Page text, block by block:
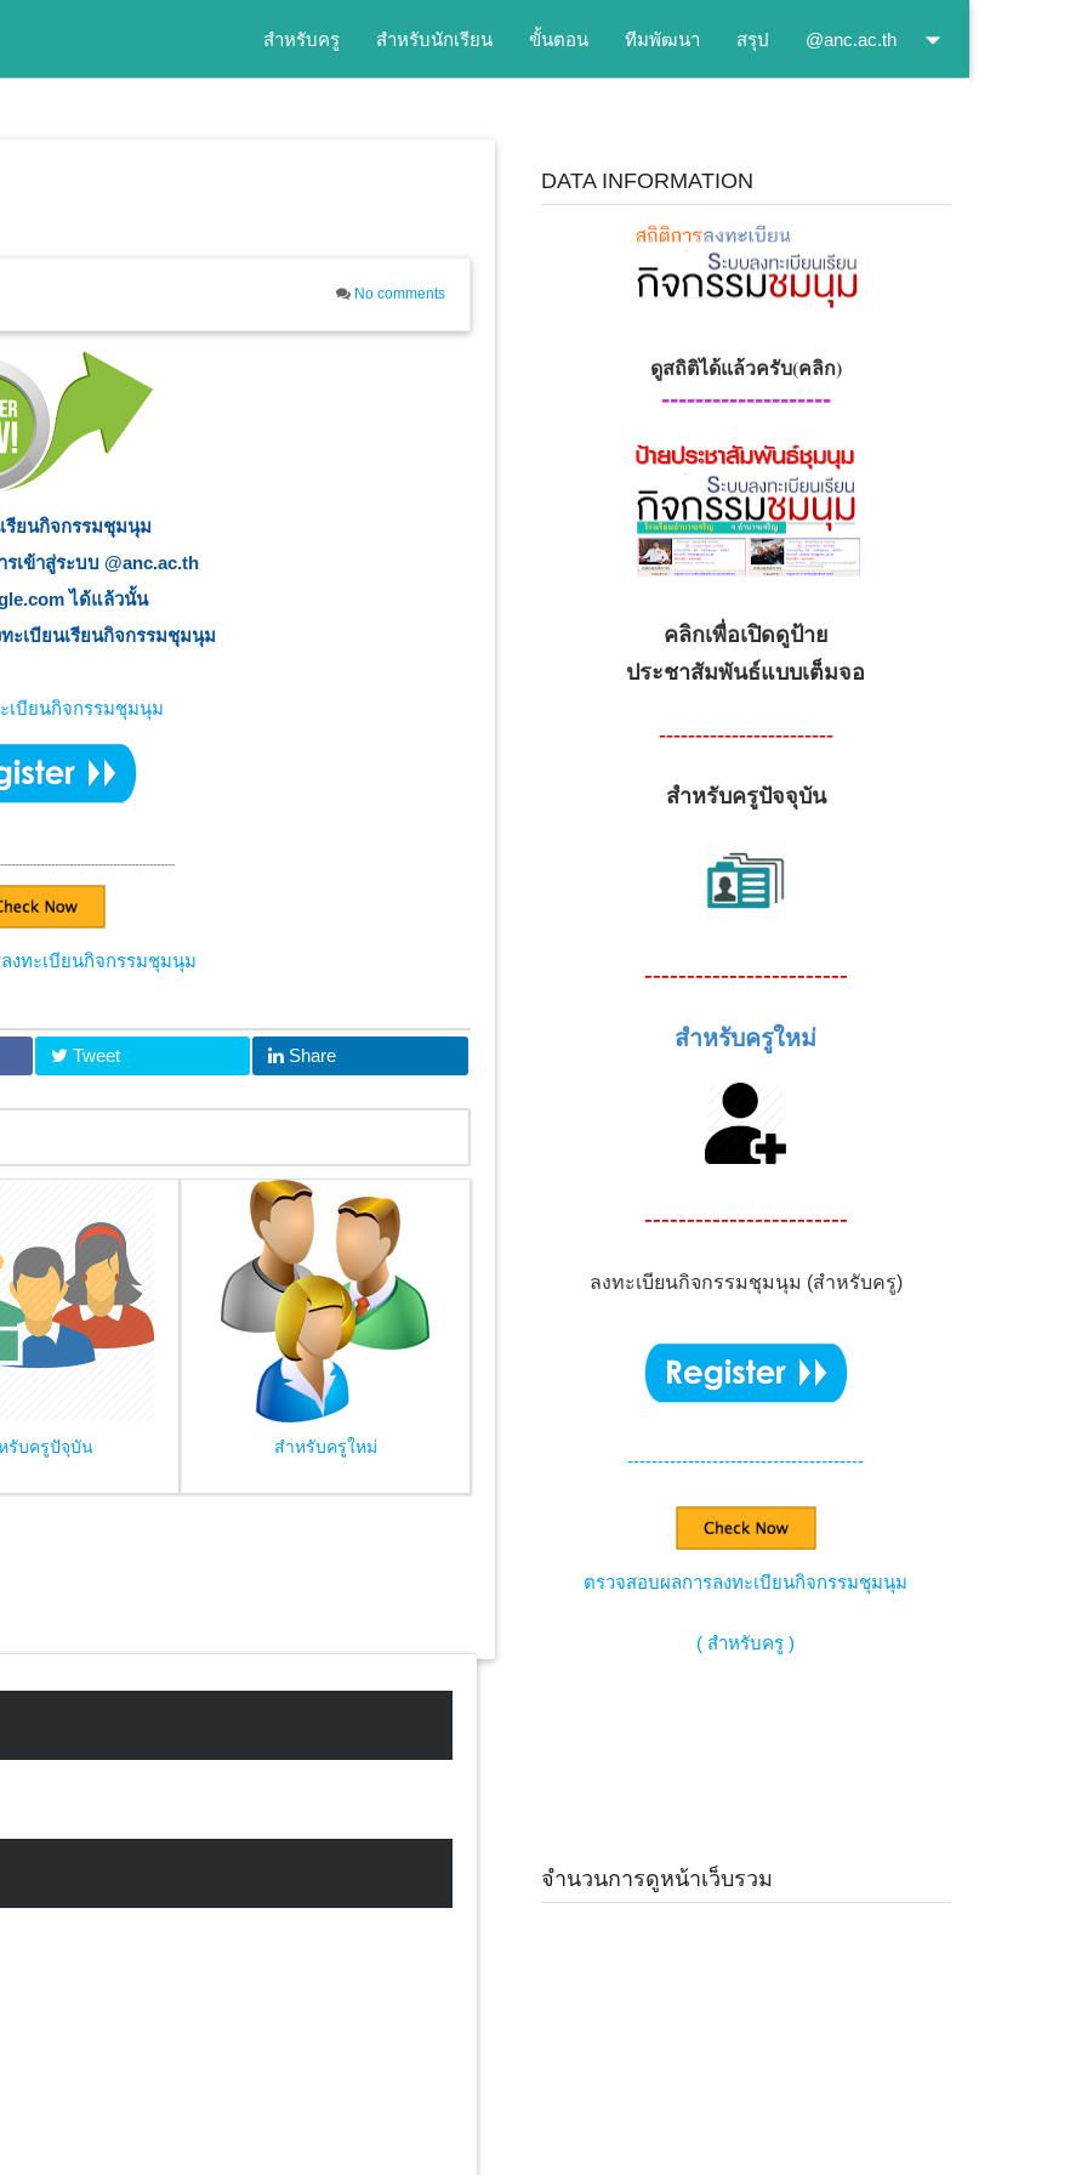
สำหรับครู สำหรับนักเรียน ขั้นตอน ทีมพัฒนา สรุป @anc.ac.th
No comments
รียนกิจกรรมชุมนุม
เข้าสู่ระบบ @anc.ac.th
ได้แล้วนั้น
ะเบียนเรียนกิจกรรมชุมนุม
เบียนกิจกรรมชุมนุม
งทะเบียนกิจกรรมชุมนุม
Tweet Share
รับครูปัจุบัน สำหรับครูใหม่
DATA INFORMATION
ดูสถิติได้แล้วครับ(คลิก)
--------------------
คลิกเพื่อเปิดดูป้าย
ประชาสัมพันธ์แบบเต็มจอ
------------------------
สำหรับครูปัจจุบัน
------------------------
สำหรับครูใหม่
------------------------
ลงทะเบียนกิจกรรมชุมนุม (สำหรับครู)
---------------------------------------
ตรวจสอบผลการลงทะเบียนกิจกรรมชุมนุม
( สำหรับครู )
จำนวนการดูหน้าเว็บรวม